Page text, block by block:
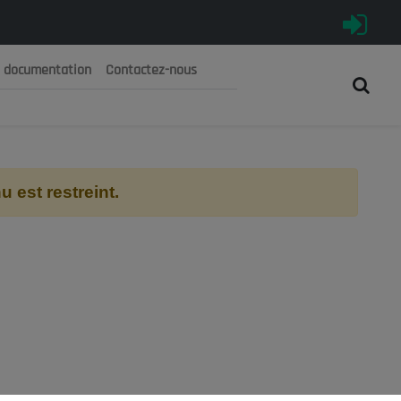
الجزائرية الديمقراطية الشعبية
documentation Contactez-nous
est restreint.